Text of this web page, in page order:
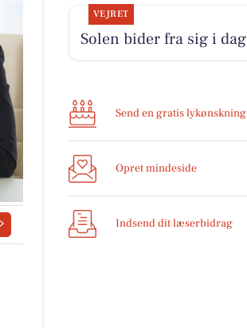
VEJRET
Solen bider fra sig i dag
Send en gratis lykønskning
Opret mindeside
Indsend dit læserbidrag